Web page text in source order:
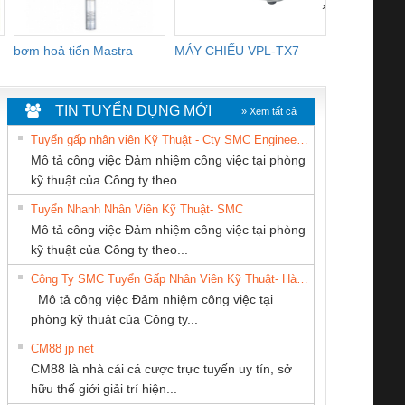
bơm hoả tiển Mastra MÁY CHIẾU VPL-TX7
›
Le An Toàn
Contact
– PSR-
SCP-
FSP/2X1/1X2
sát chuỗi
tấm pin
Bộ giám sát chuỗi
tấm pin
TRANSCLINIC 16I+
1K5 L (2433950000)
Bộ giám sát dòng
TRANSCLINIC 16I+
(2008130000)
Bộ chỉnh lưu nguồn
điện TRANSCLINIC
Nẹp nhôm chống
trơn Đà Nẵng
CÔNG TY CP TỰ
ĐỘNG TIẾN
HƯNG
Tan Dong Cang
company LTD
CÔNG TY CỔ
CÁP ĐIỆN
THƯỢNG ĐÌNH
CÔNG TY TNHH
KINH DOANH
DỊCH VỤ XNK
MEKONG MARINE
SUPPLY
THƯƠNG MẠI
TIN TUYỂN DỤNG MỚI » Xem tất cả
Mô tả công việc Đảm nhiệm công việc tại phòng
kỹ thuật của Công ty theo...
Tuyển Nhanh Nhân Viên Kỹ Thuật- SMC
Mô tả công việc Đảm nhiệm công việc tại phòng
kỹ thuật của Công ty theo...
Mô tả công việc Đảm nhiệm công việc tại
phòng kỹ thuật của Công ty...
CM88 jp net
CM88 là nhà cái cá cược trực tuyến uy tín, sở
hữu thế giới giải trí hiện...